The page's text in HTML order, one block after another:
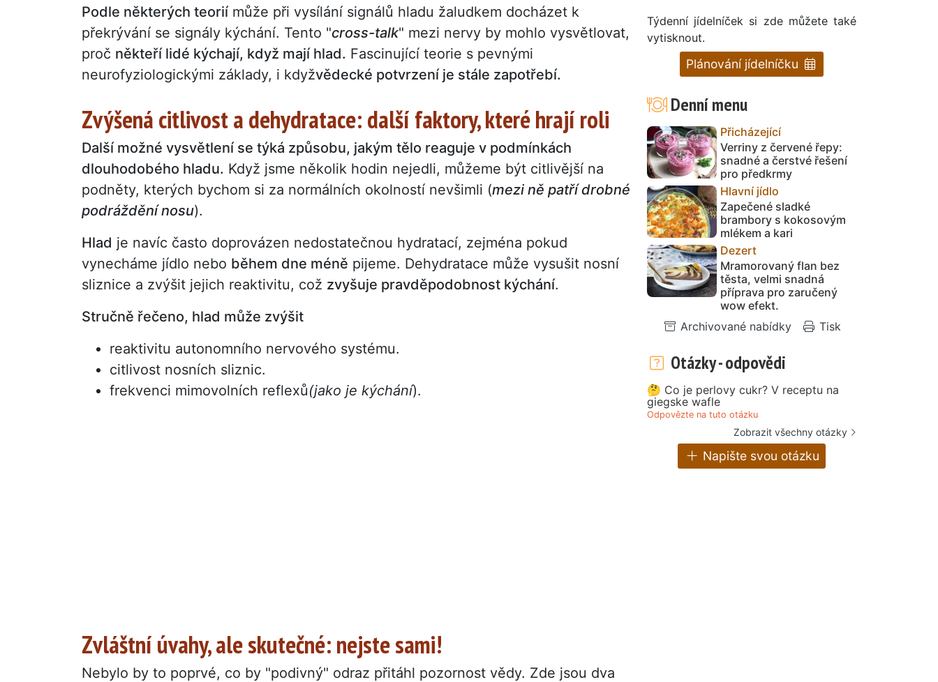
Podle některých teoriímůže při vysílání signálů hladu žaludkem docházet k
překrývání se signály kýchání. Tento "cross-talk" mezi nervy by mohlo vysvětlovat,
proč někteří lidé kýchají, když mají hlad. Fascinující teorie s pevnými
neurofyziologickými základy, i kdyžvědecké potvrzení je stále zapotřebí.
Zvýšená citlivost a dehydratace: další faktory, které hrají roli
Další možné vysvětlení se týká způsobu, jakým tělo reaguje v podmínkách
dlouhodobého hladu. Když jsme několik hodin nejedli, můžeme být citlivější na
podněty, kterých bychom si za normálních okolností nevšimli (mezi ně patří drobné
podráždění nosu).
Hlad je navíc často doprovázen nedostatečnou hydratací, zejména pokud
vynecháme jídlo nebo během dne méně pijeme. Dehydratace může vysušit nosní
sliznice a zvýšit jejich reaktivitu, což zvyšuje pravděpodobnost kýchání.
Stručně řečeno, hlad může zvýšit
reaktivitu autonomního nervového systému.
citlivost nosních sliznic.
frekvenci mimovolních reflexů(jako je kýchání).
Zvláštní úvahy, ale skutečné: nejste sami!
Nebylo by to poprvé, co by "podivný" odraz přitáhl pozornost vědy. Zde jsou dva
Týdenní jídelníček si zde můžete také
vytisknout.
Plánování jídelníčku
Denní menu
Přicházející
Verriny z červené řepy:
snadné a čerstvé řešení
pro předkrmy
Hlavní jídlo
Zapečené sladké
brambory s kokosovým
mlékem a kari
Dezert
Mramorovaný flan bez
těsta, velmi snadná
příprava pro zaručený
wow efekt.
Archivované nabídky
Tisk
Otázky - odpovědi
🤔 Co je perlovy cukr? V receptu na
giegske wafle
Odpovězte na tuto otázku
Zobrazit všechny otázky
Napište svou otázku